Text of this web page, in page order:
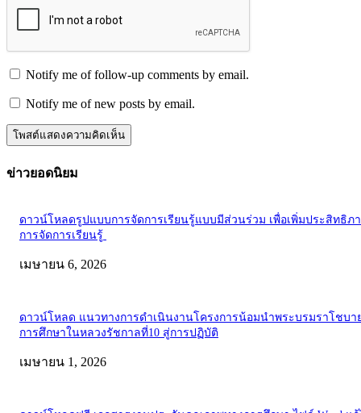
Notify me of follow-up comments by email.
Notify me of new posts by email.
ข่าวยอดนิยม
ดาวน์โหลดรูปแบบการจัดการเรียนรู้แบบมีส่วนร่วม เพื่อเพิ่มประสิทธิภ
การจัดการเรียนรู้
เมษายน 6, 2026
ดาวน์โหลด แนวทางการดำเนินงานโครงการน้อมนำพระบรมราโชบา
การศึกษาในหลวงรัชกาลที่10 สู่การปฏิบัติ
เมษายน 1, 2026